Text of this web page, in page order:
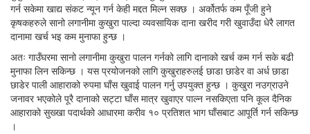
गर्न सकेमा खाद्य संकट न्यून गर्न केही मद्दत मिल्न सक्छ । अर्कोतर्फ कम पूँजी हुने
कृषकहरुले सानो लगानीमा कुखुरा पाल्दा व्यवसायिक दाना खरीद गरी खुवाउँदा धेरै लागत
दानामा खर्च भइ कम मुनाफा हुन्छ ।
अतः गाउँघरमा सानो लगानीमा कुखुरा पालन गर्नको लागि दानाको खर्च कम गर्न सके बढी
मुनाफा लिन सकिन्छ । यस प्रयोजनको लागि कुखुराहरुलई छाडा छाडेर वा अर्ध छाडा
छाडेर पाली आहाराको रुपमा घाँस खुवाई पालन गर्नु उपयुक्त हुन्छ । कुखुरा नउग्राउने
जनावर भएकोले पूरै दानाको सट्टा घाँस मात्र खुवाएर पाल्न नसकिएता पनि कूल दैनिक
आहाराको सुख्खा पदार्थको आधारमा करीव १० प्रतिशत भाग घाँसबाट आपूर्ति गर्न सकिन्छ
।